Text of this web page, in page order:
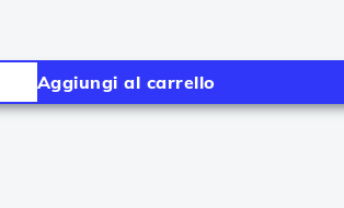
Aggiungi al carrello